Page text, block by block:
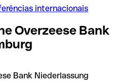
internacionais
Overzeese Bank
Bank Niederlassung